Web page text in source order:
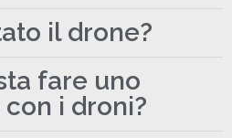
il drone?
fare uno
i droni?